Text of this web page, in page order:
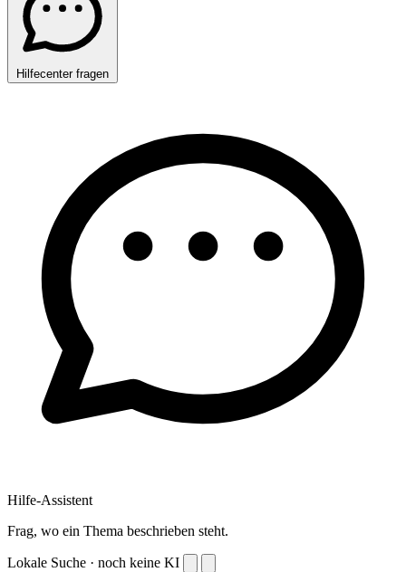
Hilfecenter fragen
Hilfe-Assistent
Frag, wo ein Thema beschrieben steht.
Lokale Suche · noch keine KI